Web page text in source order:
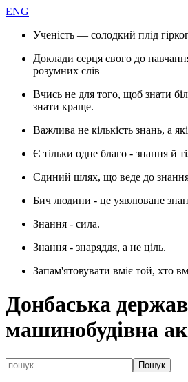
ENG
Ученість — солодкий плід
Доклади серця свого до
розумних слів
Вчись не для того, щоб знати
знати краще.
Важлива не кількість знань, а
Є тільки одне благо - знання й
Єдиний шлях, що веде до знання,
Бич людини - це уявлюване
Знання - сила.
Знання - знаряддя, а не ціль.
Запам'ятовувати вміє той, хто
Донбаська
машинобудівна